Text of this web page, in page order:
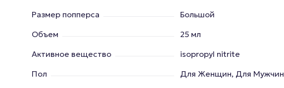
Размер попперса
Большой
Объем
25 мл
Активное вещество
isopropyl nitrite
Пол
Для Женщин, Для Мужчин